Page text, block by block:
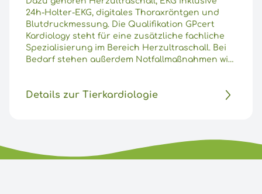
24h-Holter-EKG, digitales Thoraxröntgen und
Blutdruckmessung. Die Qualifikation GPcert
Kardiology steht für eine zusätzliche fachliche
Spezialisierung im Bereich Herzultraschall. Bei
Bedarf stehen außerdem Notfallmaßnahmen wie
Details zur Tierkardiologie